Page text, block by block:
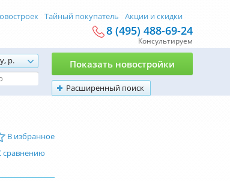
Тайный покупатель Акции и скидки
8 (495) 488-69-24
Консультируем
р.
Расширенный поиск
Показать новостройки
В избранное
сравнению